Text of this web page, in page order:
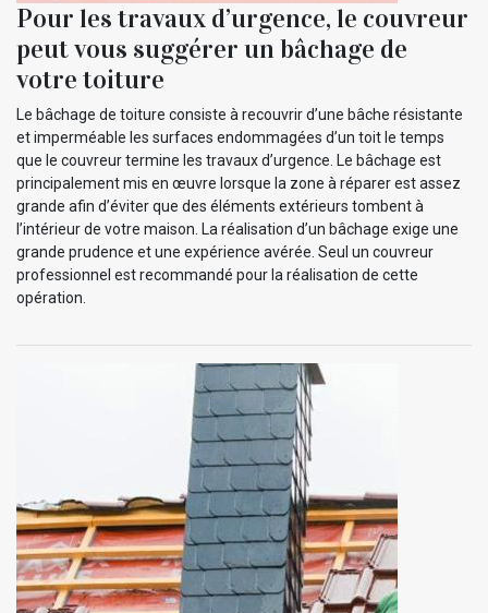
Pour les travaux d’urgence, le couvreur
peut vous suggérer un bâchage de
votre toiture
Le bâchage de toiture consiste à recouvrir d’une bâche résistante
et imperméable les surfaces endommagées d’un toit le temps
que le couvreur termine les travaux d’urgence. Le bâchage est
principalement mis en œuvre lorsque la zone à réparer est assez
grande afin d’éviter que des éléments extérieurs tombent à
l’intérieur de votre maison. La réalisation d’un bâchage exige une
grande prudence et une expérience avérée. Seul un couvreur
professionnel est recommandé pour la réalisation de cette
opération.